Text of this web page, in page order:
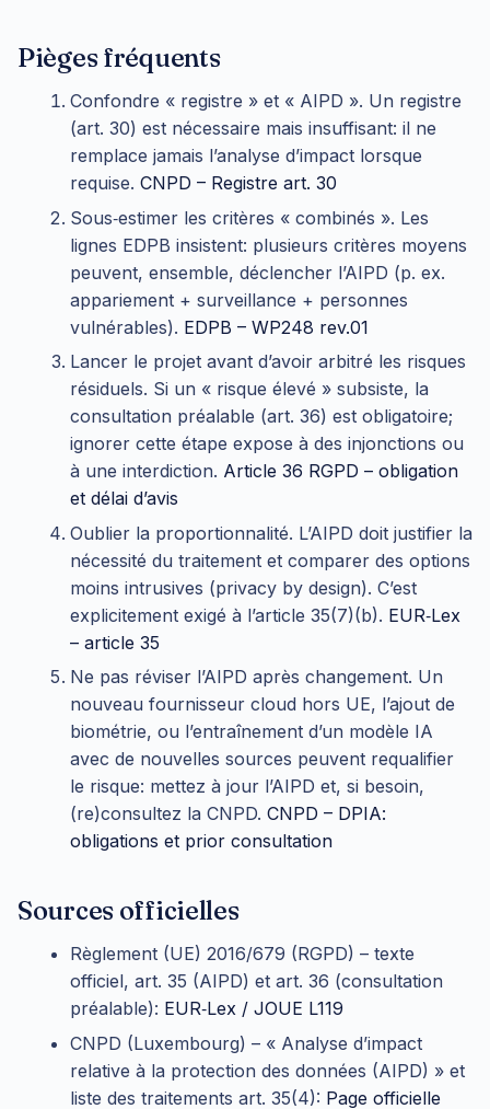
Pièges fréquents
Confondre « registre » et « AIPD ». Un registre
(art. 30) est nécessaire mais insuffisant: il ne
remplace jamais l’analyse d’impact lorsque
requise. CNPD – Registre art. 30
Sous‑estimer les critères « combinés ». Les
lignes EDPB insistent: plusieurs critères moyens
peuvent, ensemble, déclencher l’AIPD (p. ex.
appariement + surveillance + personnes
vulnérables). EDPB – WP248 rev.01
Lancer le projet avant d’avoir arbitré les risques
résiduels. Si un « risque élevé » subsiste, la
consultation préalable (art. 36) est obligatoire;
ignorer cette étape expose à des injonctions ou
à une interdiction. Article 36 RGPD – obligation
et délai d’avis
Oublier la proportionnalité. L’AIPD doit justifier la
nécessité du traitement et comparer des options
moins intrusives (privacy by design). C’est
explicitement exigé à l’article 35(7)(b). EUR‑Lex
– article 35
Ne pas réviser l’AIPD après changement. Un
nouveau fournisseur cloud hors UE, l’ajout de
biométrie, ou l’entraînement d’un modèle IA
avec de nouvelles sources peuvent requalifier
le risque: mettez à jour l’AIPD et, si besoin,
(re)consultez la CNPD. CNPD – DPIA:
obligations et prior consultation
Sources officielles
Règlement (UE) 2016/679 (RGPD) – texte
officiel, art. 35 (AIPD) et art. 36 (consultation
préalable): EUR‑Lex / JOUE L119
CNPD (Luxembourg) – « Analyse d’impact
relative à la protection des données (AIPD) » et
liste des traitements art. 35(4): Page officielle